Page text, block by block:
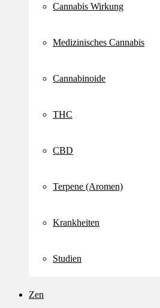
Cannabis Wirkung
Medizinisches Cannabis
Cannabinoide
THC
CBD
Terpene (Aromen)
Krankheiten
Studien
Zen